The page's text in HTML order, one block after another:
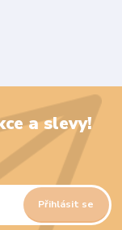
a slevy!
Přihlásit se